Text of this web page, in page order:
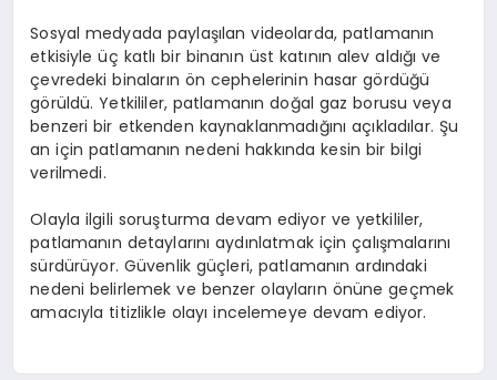
Sosyal medyada paylaşılan videolarda, patlamanın
etkisiyle üç katlı bir binanın üst katının alev aldığı ve
çevredeki binaların ön cephelerinin hasar gördüğü
görüldü. Yetkililer, patlamanın doğal gaz borusu veya
benzeri bir etkenden kaynaklanmadığını açıkladılar. Şu
an için patlamanın nedeni hakkında kesin bir bilgi
verilmedi.
Olayla ilgili soruşturma devam ediyor ve yetkililer,
patlamanın detaylarını aydınlatmak için çalışmalarını
sürdürüyor. Güvenlik güçleri, patlamanın ardındaki
nedeni belirlemek ve benzer olayların önüne geçmek
amacıyla titizlikle olayı incelemeye devam ediyor.